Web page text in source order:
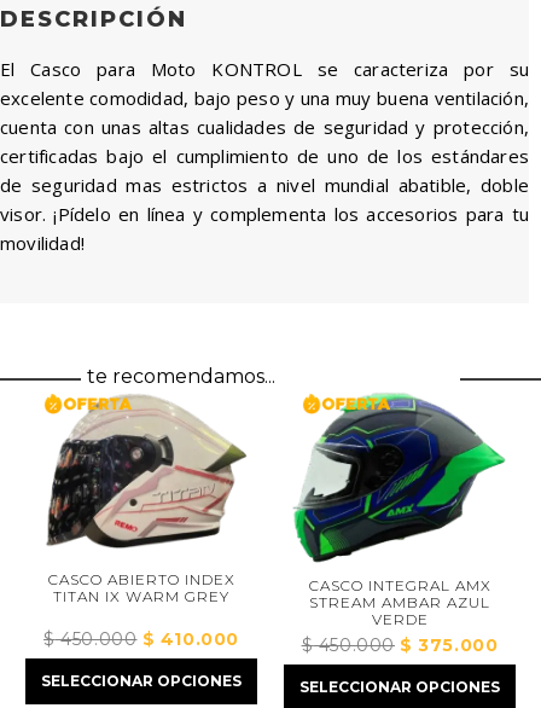
DESCRIPCIÓN
El Casco para Moto KONTROL se caracteriza por su
excelente comodidad, bajo peso y una muy buena ventilación,
cuenta con unas altas cualidades de seguridad y protección,
certificadas bajo el cumplimiento de uno de los estándares
de seguridad mas estrictos a nivel mundial abatible, doble
visor. ¡Pídelo en línea y complementa los accesorios para tu
movilidad!
te recomendamos...
CASCO ABIERTO INDEX
TITAN IX WARM GREY
450.000El
precio
original
$ 410.000El
precio
actual
SELECCIONAR OPCIONES
CASCO INTEGRAL AMX
STREAM AMBAR AZUL
VERDE
450.000El
precio
original
$ 375.000El
precio
actual
SELECCIONAR OPCIONES